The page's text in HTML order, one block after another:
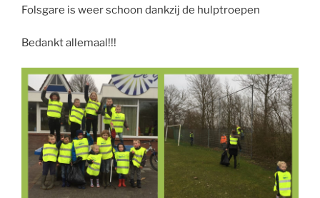
Folsgare is weer schoon dankzij de hulptroepen
Bedankt allemaal!!!